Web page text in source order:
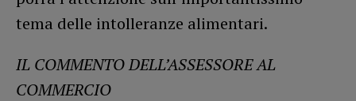
tema delle intolleranze alimentari.
IL COMMENTO DELL’ASSESSORE AL
COMMERCIO